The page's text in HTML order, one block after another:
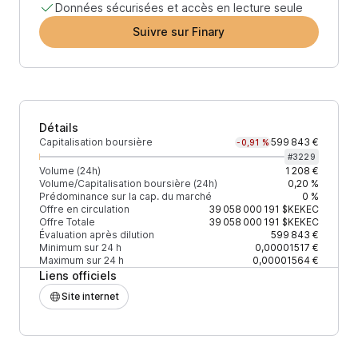
Données sécurisées et accès en lecture seule
Suivre sur Finary
Détails
Capitalisation boursière -0,91 % 599 843 €
#3229
Volume (24h)
1 208 €
Volume/Capitalisation boursière (24h)
0,20 %
Prédominance sur la cap. du marché
0 %
Offre en circulation
39 058 000 191 $KEKEC
Offre Totale
39 058 000 191 $KEKEC
Évaluation après dilution
599 843 €
Minimum sur 24 h
0,00001517 €
Maximum sur 24 h
0,00001564 €
Liens officiels
Site internet